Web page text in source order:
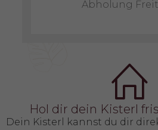
Abholung
Hol dir dein Kisterl
Dein Kisterl kannst du dir